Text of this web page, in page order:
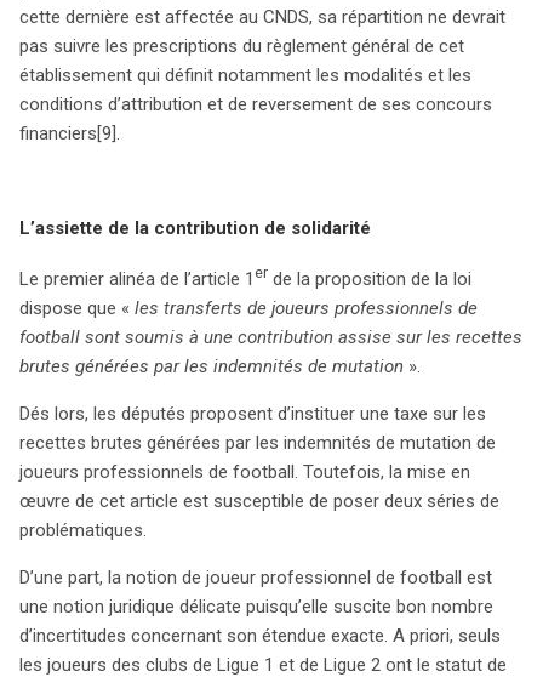
cette dernière est affectée au CNDS, sa répartition ne devrait
pas suivre les prescriptions du règlement général de cet
établissement qui définit notamment les modalités et les
conditions d’attribution et de reversement de ses concours
financiers[9].
L’assiette de la contribution de solidarité
Le premier alinéa de l’article 1 er de la proposition de la loi
dispose que « les transferts de joueurs professionnels de
football sont soumis à une contribution assise sur les recettes
brutes générées par les indemnités de mutation ».
Dés lors, les députés proposent d’instituer une taxe sur les
recettes brutes générées par les indemnités de mutation de
joueurs professionnels de football. Toutefois, la mise en
œuvre de cet article est susceptible de poser deux séries de
problématiques.
D’une part, la notion de joueur professionnel de football est
une notion juridique délicate puisqu’elle suscite bon nombre
d’incertitudes concernant son étendue exacte. A priori, seuls
les joueurs des clubs de Ligue 1 et de Ligue 2 ont le statut de